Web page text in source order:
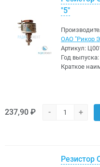
"5"
ОАО "Рикор
Артикул:
Год выпуска:
Краткое
237,90 ₽ - +
Резистор